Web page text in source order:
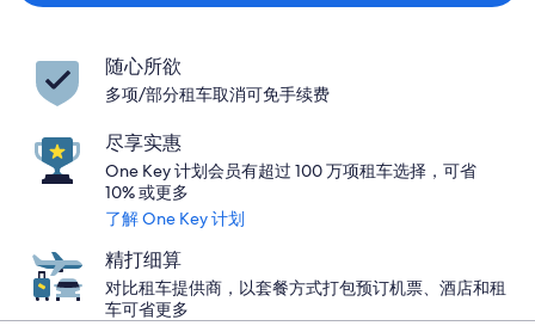
随心所欲
多项/部分租车取消可免手续费
尽享实惠
One Key 计划会员有超过 100 万项租车选择，可省
10% 或更多
了解 One Key 计划
精打细算
对比租车提供商，以套餐方式打包预订机票、酒店和租
车可省更多